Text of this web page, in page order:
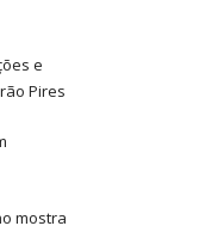
e
Pires
mostra